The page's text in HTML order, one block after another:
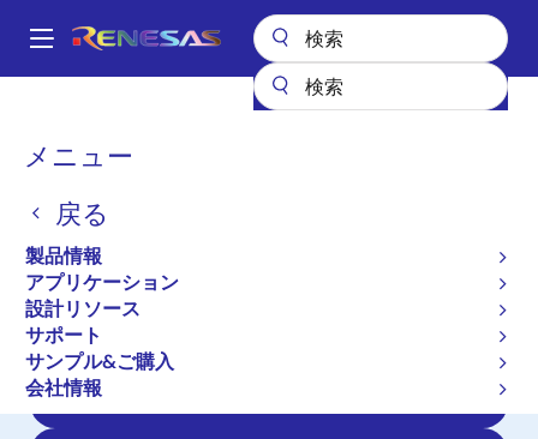
ン
Main
メニュー
戻る
製品情報
アプリケーション
設計リソース
サポート
サンプル&ご購入
会社情報
パ
く
ず
マイクロコントローラとマイクロプロセッサ
RX651
アクティブ
RXv2 コア、大容量RAM、セキュリテ
ィ、コネクティビティ、HMIを強化し
た 32 ビットマイクロコントローラ